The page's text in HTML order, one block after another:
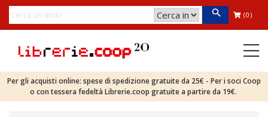
(0)
Per gli acquisti online: spese di spedizione gratuite da 25€ - Per i soci Coop
o con tessera fedeltà Librerie.coop gratuite a partire da 19€.